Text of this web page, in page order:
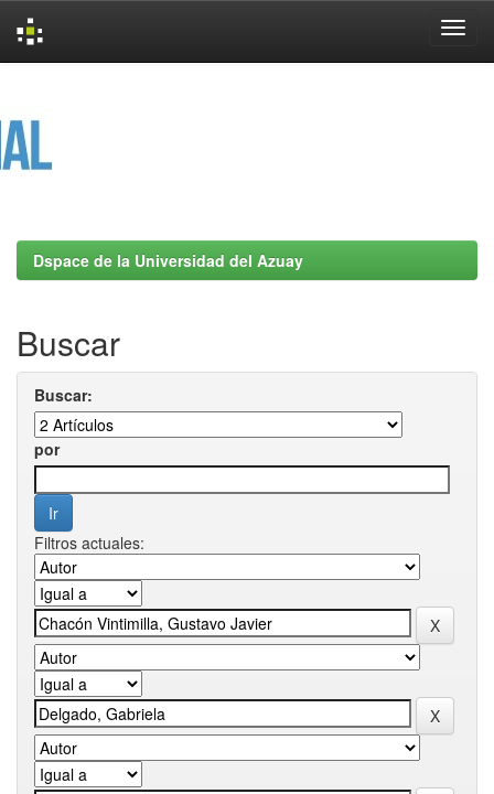
Dspace de la Universidad del Azuay
Buscar
Buscar:
por
Filtros actuales: